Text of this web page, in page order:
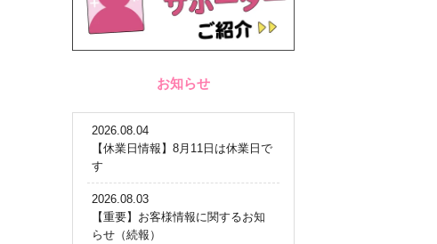
お知らせ
2026.08.04
【休業日情報】8月11日は休業日で
す
2026.08.03
【重要】お客様情報に関するお知
らせ（続報）